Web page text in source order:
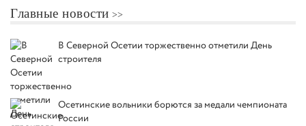
Главные новости
В Северной Осетии торжественно отметили День
строителя
Осетинские вольники борются за медали чемпионата
России